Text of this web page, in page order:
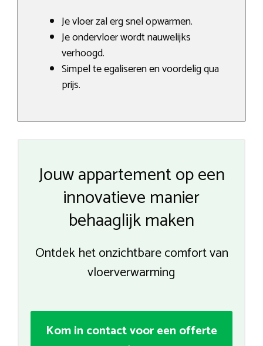
Je vloer zal erg snel opwarmen.
Je ondervloer wordt nauwelijks
verhoogd.
Simpel te egaliseren en voordelig qua
prijs.
Jouw appartement op een
innovatieve manier
behaaglijk maken
Ontdek het onzichtbare comfort van
vloerverwarming
Kom in contact voor een offerte